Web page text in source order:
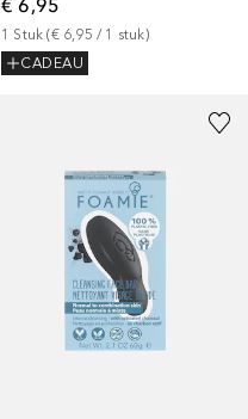
1 Stuk (€ 6,95 / 1 stuk)
CADEAU